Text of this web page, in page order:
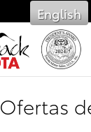
English
Ofertas